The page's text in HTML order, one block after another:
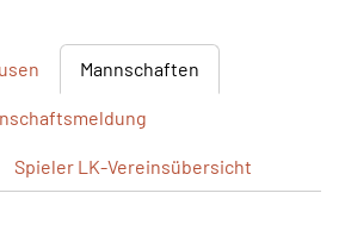
Mannschaften
Spieler LK-Vereinsübersicht